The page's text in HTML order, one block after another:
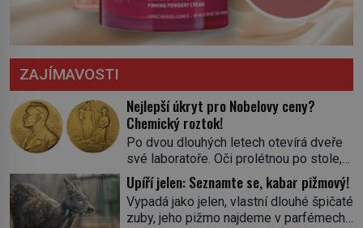
ZAJÍMAVOSTI
Nejlepší úkryt pro Nobelovy ceny?
Chemický roztok!
Po dvou dlouhých letech otevírá dveře
své laboratoře. Oči prolétnou po stole,
aby pak ulpěly na regálu, kde se nachází
všemožné látky. Hledá žluto-oranžovou
tekutinu, jakmile ji zahlédne, nesmírně
se mu uleví. Teď může svůj plán
Upíří jelen: Seznamte se, kabar pižmový!
Vypadá jako jelen, vlastní dlouhé špičaté
zuby, jeho pižmo najdeme v parfémech